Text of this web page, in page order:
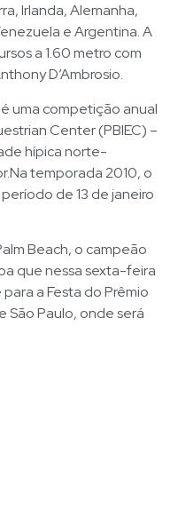
Irlanda, Alemanha,
e Argentina. A
a 1.60 metro com
D’Ambrosio.
uma competição anual
Center (PBIEC) –
hípica norte-
temporada 2010, o
de 13 de janeiro
Beach, o campeão
que nessa sexta-feira
a Festa do Prêmio
São Paulo, onde será